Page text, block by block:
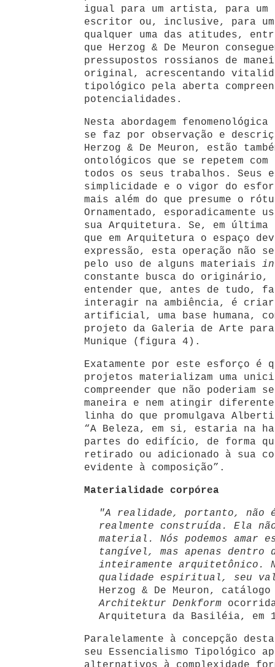
igual para um artista, para um
escritor ou, inclusive, para
qualquer uma das atitudes,
que Herzog & De Meuron
pressupostos rossianos de
original, acrescentando
tipológico pela aberta
potencialidades.
Nesta abordagem
se faz por observação e
Herzog & De Meuron, estão
ontológicos que se repetem
todos os seus trabalhos. Seus
simplicidade e o vigor do
mais além do que presume o
Ornamentado, esporadicamente
sua Arquitetura. Se, em última
que em Arquitetura o espaço
expressão, esta operação não
pelo uso de alguns materiais in
constante busca do originário,
entender que, antes de tudo,
interagir na ambiência, é
artificial, uma base humana,
projeto da Galeria de Arte para
Munique (figura 4).
Exatamente por este esforço é
projetos materializam uma
compreender que não poderiam
maneira e nem atingir
linha do que promulgava
“A Beleza, em si, estaria na
partes do edifício, de forma
retirado ou adicionado à sua
evidente à composição”.
Materialidade corpórea
"A realidade, portanto, não
realmente construída. Ela
material. Nós podemos amar
tangível, mas apenas dentro
inteiramente arquitetônico.
qualidade espiritual, seu
Herzog & De Meuron,
Architektur Denkform
Arquitetura da Basiléia, em
Paralelamente à concepção
seu Essencialismo Tipológico